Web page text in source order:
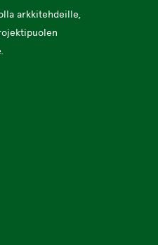
arkkitehdeille,